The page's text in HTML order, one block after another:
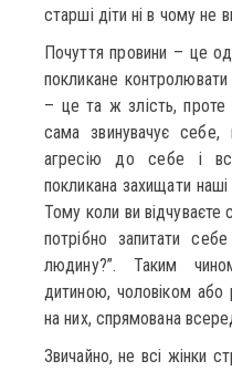
старші діти ні в чому не
Почуття провини – це
покликане контролювати
– це та ж злість,
сама звинувачує себе,
агресію до себе і
покликана захищати наші
Тому коли ви
потрібно запитати
людину?”. Таким
дитиною, чоловіком
на них, спрямована
Звичайно, не всі жінки